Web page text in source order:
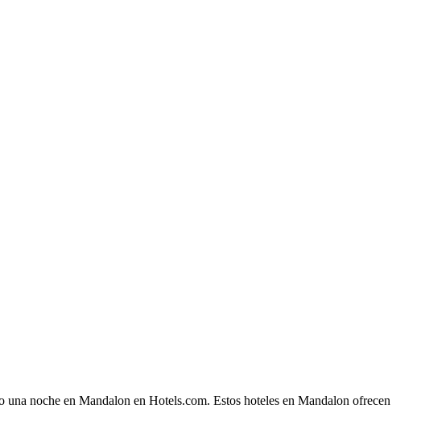
una noche en Mandalon en Hotels.com. Estos hoteles en Mandalon ofrecen